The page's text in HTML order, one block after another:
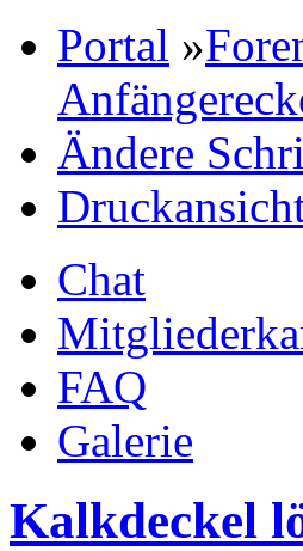
Portal »
Ändere
Chat
FAQ
Galerie
Kalkdeckel